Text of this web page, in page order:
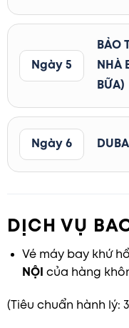
Ngày 5
BẢO
NHÀ
BỮA)
Ngày 6
DỊCH VỤ
Vé máy bay khứ
NỘI của hàng
(Tiêu chuẩn hành lý: